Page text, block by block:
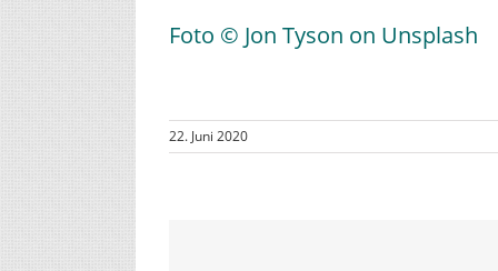
Foto © Jon Tyson on Unsplash
22. Juni 2020